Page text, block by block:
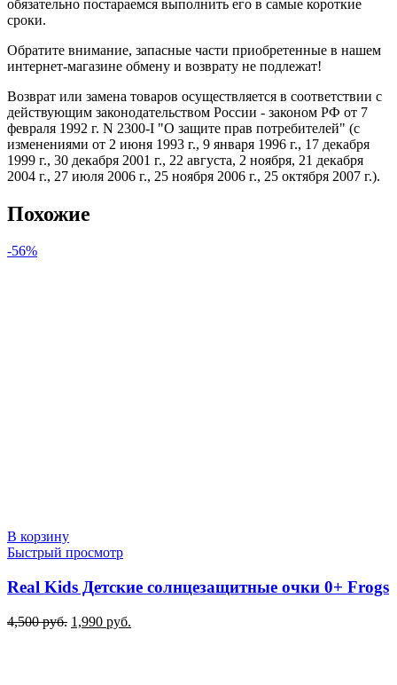
обязательно постараемся выполнить его в самые короткие
сроки.
Обратите внимание, запасные части приобретенные в нашем
интернет-магазине обмену и возврату не подлежат!
Возврат или замена товаров осуществляется в соответствии с
действующим законодательством России - законом РФ от 7
февраля 1992 г. N 2300-I "О защите прав потребителей" (с
изменениями от 2 июня 1993 г., 9 января 1996 г., 17 декабря
1999 г., 30 декабря 2001 г., 22 августа, 2 ноября, 21 декабря
2004 г., 27 июля 2006 г., 25 ноября 2006 г., 25 октября 2007 г.).
Похожие
-56%
В корзину
Быстрый просмотр
Real Kids Детские солнцезащитные очки 0+ Frogs
4,500руб. Первоначальная
1,990 руб.